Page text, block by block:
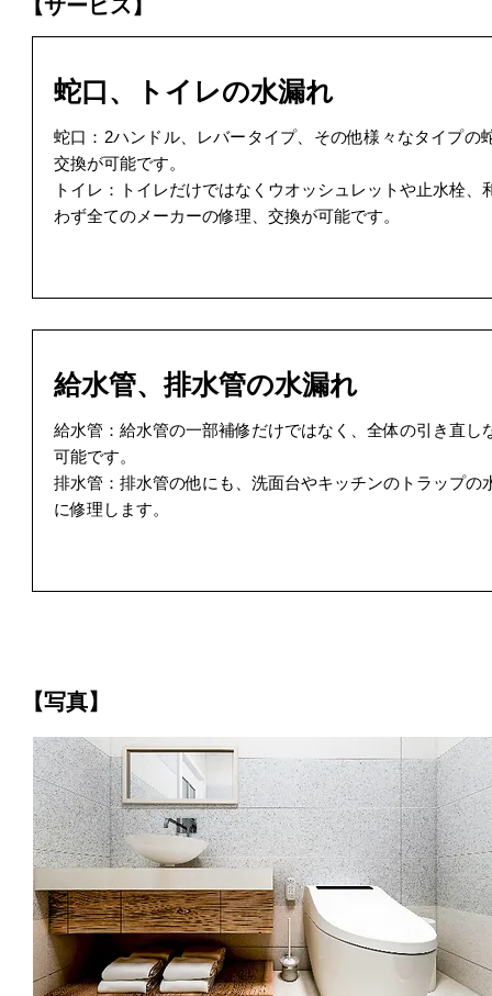
【サービス】
蛇口、トイレの水漏れ
蛇口：2ハンドル、レバータイプ、その他様々なタイプの
交換が可能です。
トイレ：トイレだけではなくウオッシュレットや止水栓、
わず全てのメーカーの修理、交換が可能です。
給水管、排水管の水漏れ
給水管：給水管の一部補修だけではなく、全体の引き直し
可能です。
排水管：排水管の他にも、洗面台やキッチンのトラップの
に修理します。
【写真】